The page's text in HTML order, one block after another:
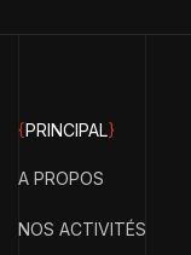
{PRINCIPAL}
A PROPOS
NOS ACTIVITÉS